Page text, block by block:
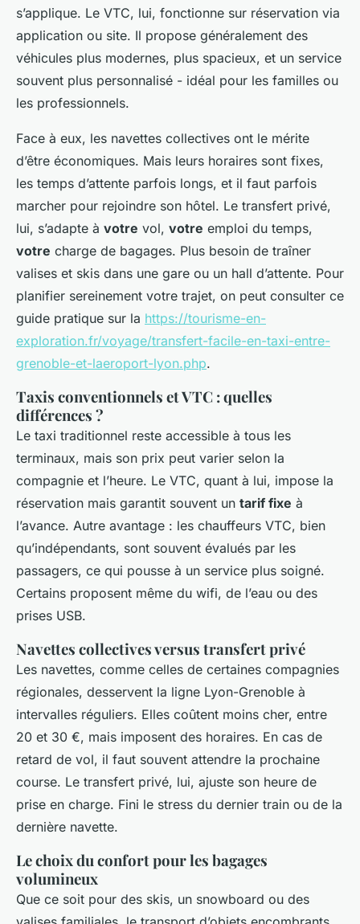
s’applique. Le VTC, lui, fonctionne sur réservation via
application ou site. Il propose généralement des
véhicules plus modernes, plus spacieux, et un service
souvent plus personnalisé - idéal pour les familles ou
les professionnels.
Face à eux, les navettes collectives ont le mérite
d’être économiques. Mais leurs horaires sont fixes,
les temps d’attente parfois longs, et il faut parfois
marcher pour rejoindre son hôtel. Le transfert privé,
lui, s’adapte à votre vol, votre emploi du temps,
votre charge de bagages. Plus besoin de traîner
valises et skis dans une gare ou un hall d’attente. Pour
planifier sereinement votre trajet, on peut consulter ce
guide pratique sur la https://tourisme-en-
exploration.fr/voyage/transfert-facile-en-taxi-entre-
grenoble-et-laeroport-lyon.php.
Taxis conventionnels et VTC : quelles
différences ?
Le taxi traditionnel reste accessible à tous les
terminaux, mais son prix peut varier selon la
compagnie et l’heure. Le VTC, quant à lui, impose la
réservation mais garantit souvent un tarif fixe à
l’avance. Autre avantage : les chauffeurs VTC, bien
qu’indépendants, sont souvent évalués par les
passagers, ce qui pousse à un service plus soigné.
Certains proposent même du wifi, de l’eau ou des
prises USB.
Navettes collectives versus transfert privé
Les navettes, comme celles de certaines compagnies
régionales, desservent la ligne Lyon-Grenoble à
intervalles réguliers. Elles coûtent moins cher, entre
20 et 30 €, mais imposent des horaires. En cas de
retard de vol, il faut souvent attendre la prochaine
course. Le transfert privé, lui, ajuste son heure de
prise en charge. Fini le stress du dernier train ou de la
dernière navette.
Le choix du confort pour les bagages
volumineux
Que ce soit pour des skis, un snowboard ou des